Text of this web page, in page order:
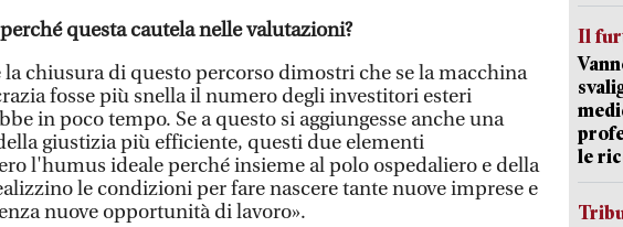
questa cautela nelle valutazioni?
la chiusura di questo percorso dimostri che se la macchina
fosse più snella il numero degli investitori esteri
in poco tempo. Se a questo si aggiungesse anche una
giustizia più efficiente, questi due elementi
l'humus ideale perché insieme al polo ospedaliero e della
le condizioni per fare nascere tante nuove imprese e
nuove opportunità di lavoro».
Il
le